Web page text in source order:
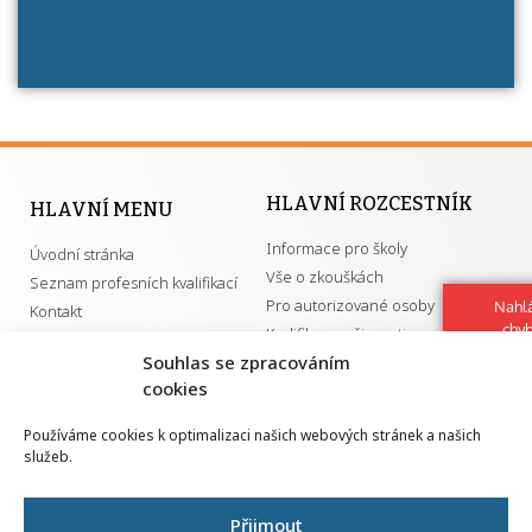
Souhlas se zpracováním
cookies
Používáme cookies k optimalizaci našich webových stránek a našich
služeb.
Přijmout
HLAVNÍ MENU
Úvodní stránka
Seznam profesních kvalifikací
Kontakt
HLAVNÍ ROZCESTNÍK
Informace pro školy
Vše o zkouškách
Pro autorizované osoby
Kvalifikace a živnosti
GDPR
Národní pedagogický institut ČR